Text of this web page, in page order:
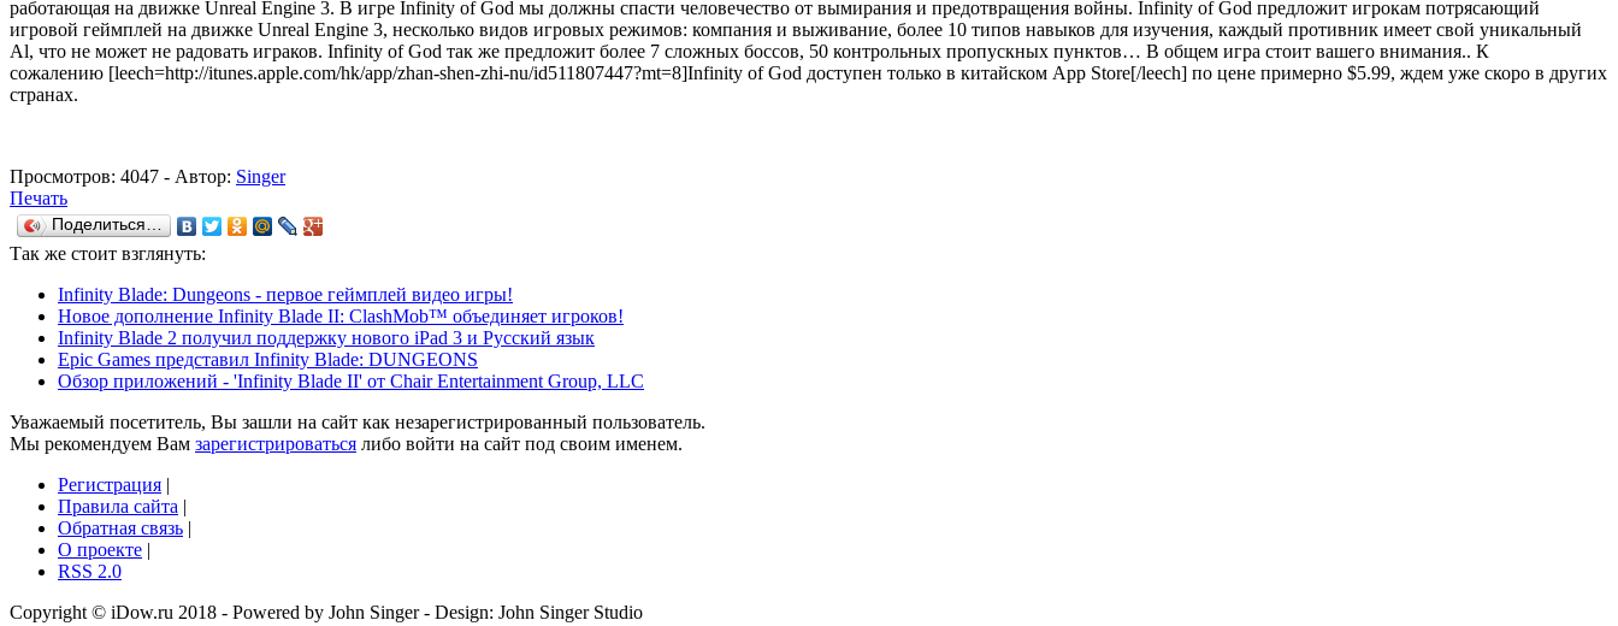
работающая на движке Unreal Engine 3. В игре Infinity of God мы должны спасти человечество от вымирания и предотвращения войны. Infinity of God предложит игрокам потрясающий
игровой геймплей на движке Unreal Engine 3, несколько видов игровых режимов: компания и выживание, более 10 типов навыков для изучения, каждый противник имеет свой уникальный
Al, что не может не радовать играков. Infinity of God так же предложит более 7 сложных боссов, 50 контрольных пропускных пунктов… В общем игра стоит вашего внимания.. К
сожалению [leech=http://itunes.apple.com/hk/app/zhan-shen-zhi-nu/id511807447?mt=8]Infinity of God доступен только в китайском App Store[/leech] по цене примерно $5.99, ждем уже скоро в других
странах.
Просмотров: 4047 - Автор: Singer
Печать
Поделиться…
Так же стоит взглянуть:
Infinity Blade: Dungeons - первое геймплей видео игры!
Новое дополнение Infinity Blade II: ClashMob™ объединяет игроков!
Infinity Blade 2 получил поддержку нового iPad 3 и Русский язык
Epic Games представил Infinity Blade: DUNGEONS
Обзор приложений - 'Infinity Blade II' от Chair Entertainment Group, LLC
Уважаемый посетитель, Вы зашли на сайт как незарегистрированный пользователь.
Мы рекомендуем Вам зарегистрироваться либо войти на сайт под своим именем.
Регистрация |
Правила сайта |
Обратная связь |
О проекте |
RSS 2.0
Copyright © iDow.ru 2018 - Powered by John Singer - Design: John Singer Studio